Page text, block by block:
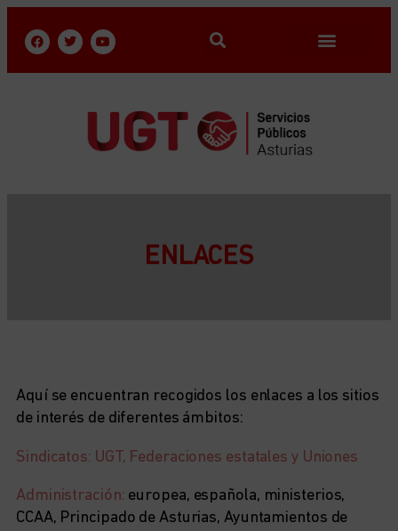
ENLACES
Aquí se encuentran recogidos los enlaces a los sitios
de interés de diferentes ámbitos:
Sindicatos: UGT, Federaciones estatales y Uniones
Administración: europea, española, ministerios,
CCAA, Principado de Asturias, Ayuntamientos de